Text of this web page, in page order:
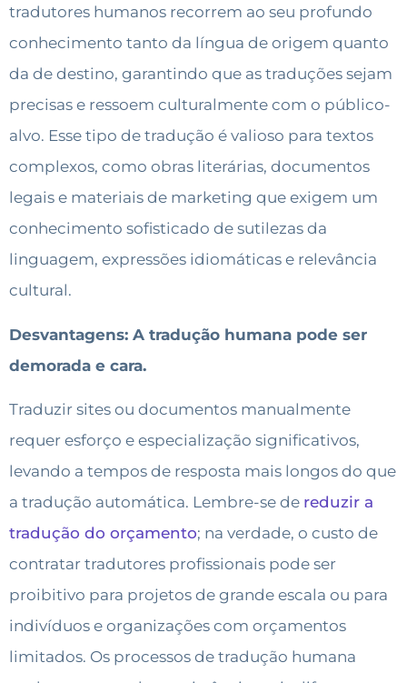
tradutores humanos recorrem ao seu profundo
conhecimento tanto da língua de origem quanto
da de destino, garantindo que as traduções sejam
precisas e ressoem culturalmente com o público-
alvo. Esse tipo de tradução é valioso para textos
complexos, como obras literárias, documentos
legais e materiais de marketing que exigem um
conhecimento sofisticado de sutilezas da
linguagem, expressões idiomáticas e relevância
cultural.
Desvantagens: A tradução humana pode ser
demorada e cara.
Traduzir sites ou documentos manualmente
requer esforço e especialização significativos,
levando a tempos de resposta mais longos do que
a tradução automática. Lembre-se de reduzir a
tradução do orçamento; na verdade, o custo de
contratar tradutores profissionais pode ser
proibitivo para projetos de grande escala ou para
indivíduos e organizações com orçamentos
limitados. Os processos de tradução humana